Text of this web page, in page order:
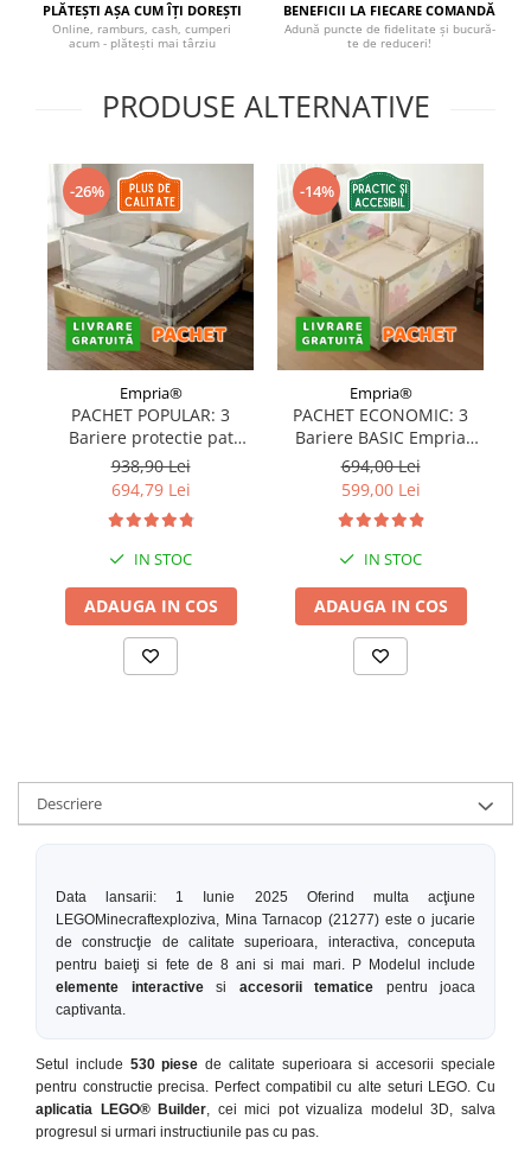
Jucarii dentitie
Jocuri educative
Covorase ortopedice senzoriale
Rechizite scolare
LEGO
Stikere decorative si covoare
Stickere decorative
Covorase de joaca
Ingrijire adulti
Siguranta animale companie
Carduri Cadou
Propuneri Cadou
Produse Sub 50 Lei
Resigilate
PLĂTEȘTI AȘA CUM ÎȚI DOREȘTI
Online, ramburs, cash, cumperi
acum - plătești mai târziu
BENEFICII LA FIECARE COMANDĂ
Adună puncte de fidelitate și bucură-
te de reduceri!
PRODUSE ALTERNATIVE
-26%
Empria®
PACHET POPULAR: 3
Bariere protectie pat
copii, SELECT, 160x200
cm
938,90 Lei
694,79 Lei
IN STOC
ADAUGA IN COS
-14%
Empria®
PACHET ECONOMIC: 3
Bariere BASIC Empria
protectie pat 160X200 cm
+ bara stabilizatoare
694,00 Lei
599,00 Lei
IN STOC
ADAUGA IN COS
Descriere
Data lansarii: 1 Iunie 2025 Oferind multa acţiune
LEGOMinecraftexploziva, Mina Tarnacop (21277) este o jucarie
de construcţie de calitate superioara, interactiva, conceputa
pentru baieţi si fete de 8 ani si mai mari. P Modelul include
elemente interactivesi accesorii tematice pentru joaca
captivanta.
Setul include 530 piese de calitate superioara si accesorii speciale
pentru constructie precisa. Perfect compatibil cu alte seturi LEGO. Cu
aplicatia LEGO® Builder, cei mici pot vizualiza modelul 3D, salva
progresul si urmari instructiunile pas cu pas.